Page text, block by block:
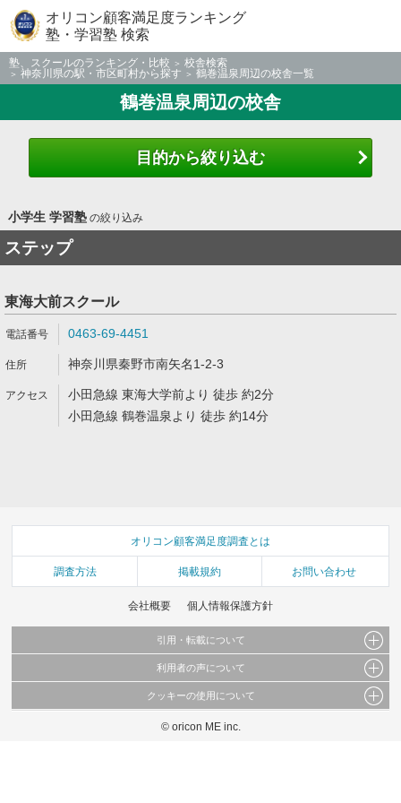
オリコン顧客満足度ランキング
塾・学習塾 検索
塾、スクールのランキング・比較
校舎検索
神奈川県の駅・市区町村から探す
鶴巻温泉周辺の校舎一覧
鶴巻温泉周辺の校舎
目的から絞り込む
小学生 学習塾の絞り込み
ステップ
東海大前スクール
0463-69-4451
神奈川県秦野市南矢名1-2-3
小田急線 東海大学前より 徒歩 約2分
小田急線 鶴巻温泉より 徒歩 約14分
オリコン顧客満足度調査とは
調査方法 掲載規約 お問い合わせ
会社概要 個人情報保護方針
引用・転載について
当サイトで公開されている情報（文字、写真、イラスト、画像データ等）及びこれらの配
これらの情報を権利者の許可なく無断転載・複製などの二次利用を行うことは固く禁じて
利用者の声について
当サイトに掲載している内容はすべてサービスの利用者が提出された見解・感想です。
弊社の見解・ 意見ではないことをご理解いただいた上でご覧ください。
クッキーの使用について
このサイトでは Cookie を使用して、ユーザーに合わせたコンテンツや広告の表示、ソー
© oricon ME inc.